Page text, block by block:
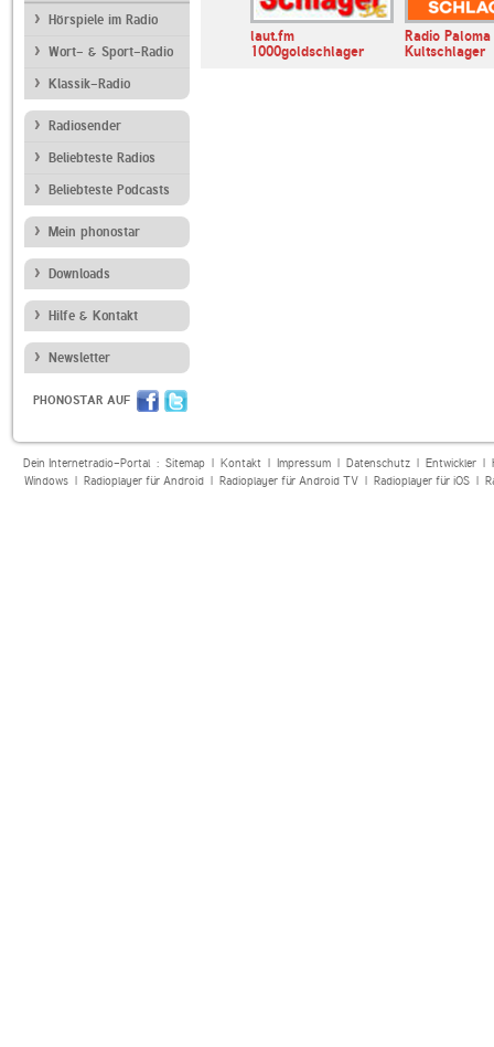
Hörspiele im Radio
Wort- & Sport-Radio
Klassik-Radio
Radiosender
Beliebteste Radios
Beliebteste Podcasts
Mein phonostar
Downloads
Hilfe & Kontakt
Newsletter
PHONOSTAR AUF
laut.fm
1000goldschlager
Radio Paloma
Kultschlager
Dein Internetradio-Portal : Sitemap| Kontakt| Impressum| Datenschutz| Entwickler|
Windows| Radioplayer für Android| Radioplayer für Android TV| Radioplayer für iOS|